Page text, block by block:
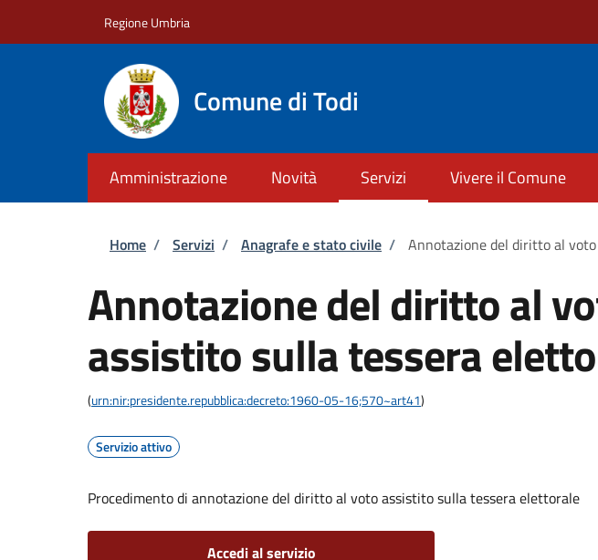
Regione Umbria
Comune di Todi
Amministrazione Novità Servizi Vivere il Comune
Briciole di pane
Home / Servizi / Anagrafe e stato civile / Annotazione del diritto al
Annotazione del diritto al
assistito sulla tessera
(urn:nir:presidente.repubblica:decreto:1960-05-16;570~art41)
Servizio attivo
Procedimento di annotazione del diritto al voto assistito sulla tessera elettorale
Accedi al servizio